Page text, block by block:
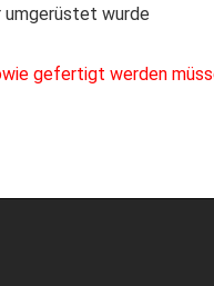
umgerüstet wurde
gefertigt werden